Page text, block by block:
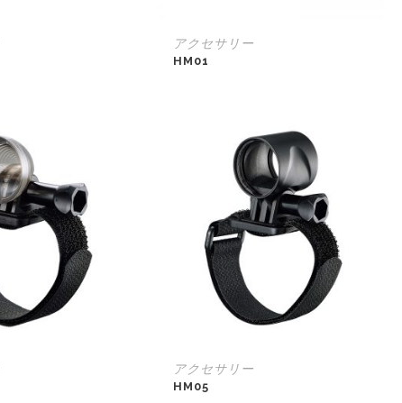
アクセサリー
HM01
アクセサリー
HM05